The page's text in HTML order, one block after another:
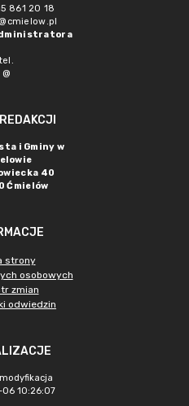
861 20 18
@
i Gminy w
40
Ćmielów
strony
osobowych
zmian
odwiedzin
10:26:07